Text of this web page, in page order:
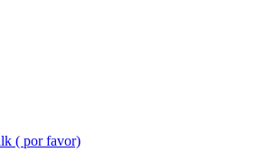
( por favor)